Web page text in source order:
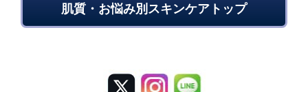
肌質・お悩み別スキンケアトップ